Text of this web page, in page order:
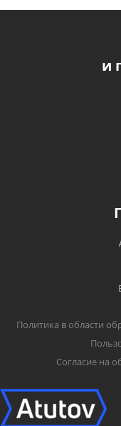
и
Политика в области
Согласие на